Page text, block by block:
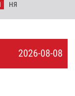
НЯ
2026-08-08